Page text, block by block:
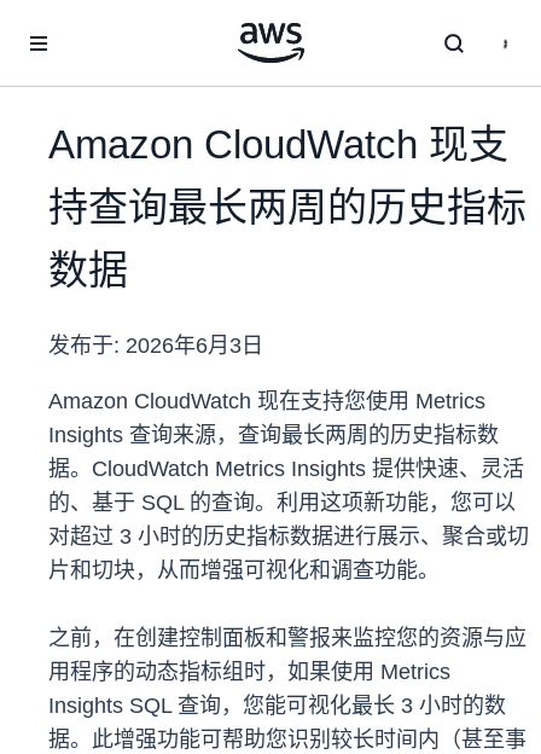
Amazon CloudWatch 现支
持查询最长两周的历史指标
数据
发布于: 2026年6月3日
Amazon CloudWatch 现在支持您使用 Metrics
Insights 查询来源，查询最长两周的历史指标数
据。CloudWatch Metrics Insights 提供快速、灵活
的、基于 SQL 的查询。利用这项新功能，您可以
对超过 3 小时的历史指标数据进行展示、聚合或切
片和切块，从而增强可视化和调查功能。
之前，在创建控制面板和警报来监控您的资源与应
用程序的动态指标组时，如果使用 Metrics
Insights SQL 查询，您能可视化最长 3 小时的数
据。此增强功能可帮助您识别较长时间内（甚至事